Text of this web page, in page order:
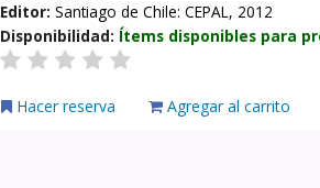
Editor:Santiago de Chile: CEPAL, 2012
Disponibilidad: Ítems disponibles para
Hacer reserva Agregar al carrito